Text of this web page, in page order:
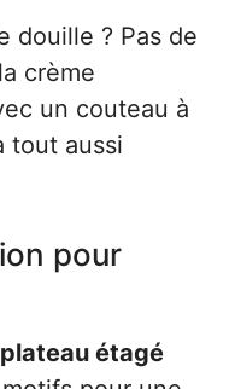
douille ? Pas de
crème
un couteau à
tout aussi
pour
plateau étagé